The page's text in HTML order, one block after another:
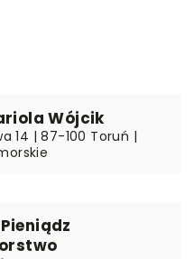
Wójcik
14 | 87-100 Toruń |